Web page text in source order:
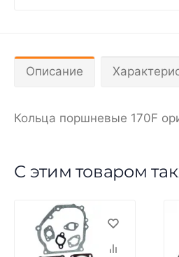
Описание
Кольца поршневые 170F
С этим товаром